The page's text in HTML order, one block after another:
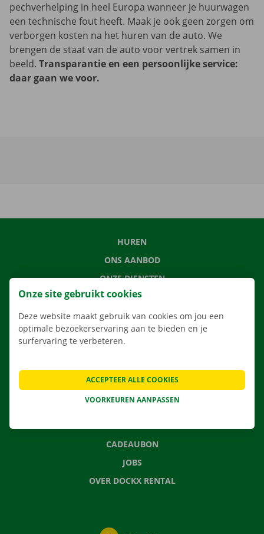
pechverhelping in heel Europa wanneer je huurwagen
een technische fout heeft. Maak je ook geen zorgen om
verborgen kosten na het huren van de auto. We
brengen de staat van de auto voor vertrek samen in
beeld. Transparantie en een persoonlijke service:
daar gaan we voor.
HUREN
ONS AANBOD
ONZE DIENSTEN
LOCATIES
APP
VERHUISOPLOSSINGEN
CONTACTEER ONS
CADEAUBON
JOBS
OVER DOCKX RENTAL
Onze site gebruikt cookies
Deze website maakt gebruik van cookies om jou een
optimale bezoekerservaring aan te bieden en je
surfervaring te verbeteren.
VOORKEUREN AANPASSEN
ACCEPTEER ALLE COOKIES